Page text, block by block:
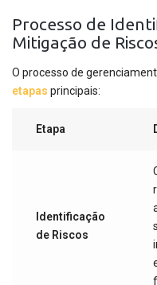
Processo de
Mitigação de
O processo de
etapas principais:
Etapa
Identificação
de Riscos